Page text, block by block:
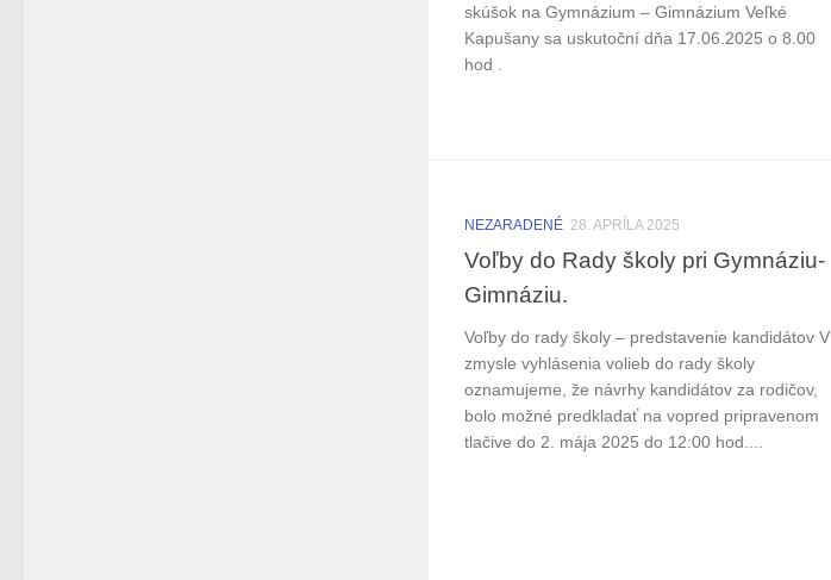
skúšok na Gymnázium – Gimnázium Veľké
Kapušany sa uskutoční dňa 17.06.2025 o 8.00
hod .
NEZARADENÉ 28. APRÍLA 2025
Voľby do Rady školy pri Gymnáziu-
Gimnáziu.
Voľby do rady školy – predstavenie kandidátov V
zmysle vyhlásenia volieb do rady školy
oznamujeme, že návrhy kandidátov za rodičov,
bolo možné predkladať na vopred pripravenom
tlačive do 2. mája 2025 do 12:00 hod....